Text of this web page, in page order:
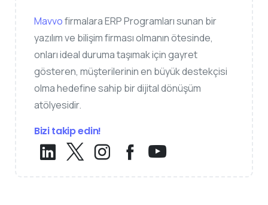
Mavvofirmalara ERP Programları sunan bir
yazılım ve bilişim firması olmanın ötesinde,
onları ideal duruma taşımak için gayret
gösteren, müşterilerinin en büyük destekçisi
olma hedefine sahip bir dijital dönüşüm
atölyesidir.
Bizi takip edin!